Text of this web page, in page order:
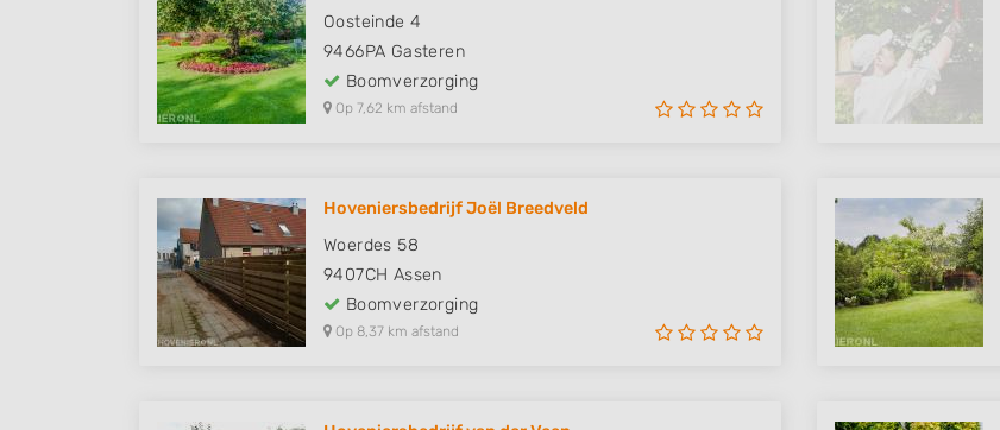
Oosteinde 4
9466PA Gasteren
Boomverzorging
Op 7,62 km afstand
Hoveniersbedrijf Joël Breedveld
Woerdes 58
9407CH Assen
Boomverzorging
Op 8,37 km afstand